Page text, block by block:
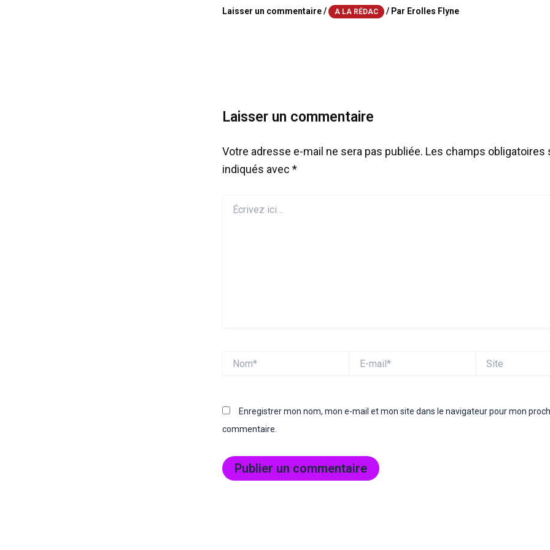
Laisser un commentaire/ A LA RÉDAC / Par Erolles Flyne
Laisser un commentaire
Votre adresse e-mail ne sera pas publiée. Les champs obligatoires
indiqués avec *
ici…
mail*
Enregistrer mon nom, mon e-mail et mon site dans le navigateur pour mon
commentaire.